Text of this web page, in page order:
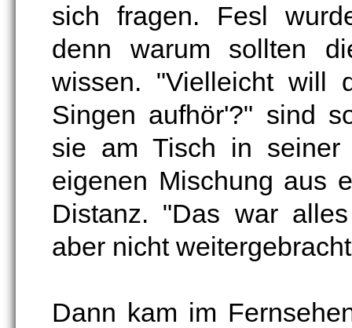
sich fragen. Fesl
denn warum sollten
wissen. "Vielleicht will
Singen aufhör'?" sind
sie am Tisch in
eigenen Mischung aus
Distanz. "Das war
aber nicht
Dann kam im